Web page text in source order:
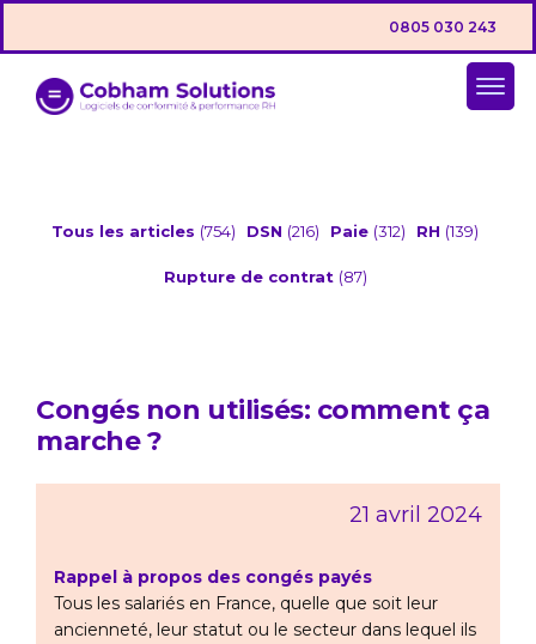
0805 030 243
Tous les articles (754) DSN (216) Paie (312) RH (139)
Rupture de contrat (87)
Congés non utilisés: comment ça
marche ?
21 avril 2024
Rappel à propos des congés payés
Tous les salariés en France, quelle que soit leur
ancienneté, leur statut ou le secteur dans lequel ils